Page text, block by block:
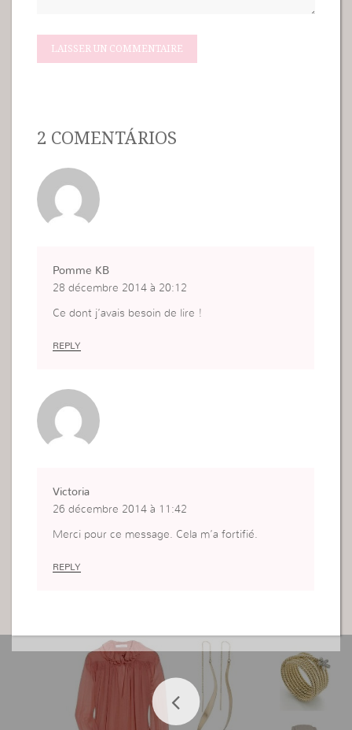
2 COMENTÁRIOS
Pomme KB
28 décembre 2014 à 20:12
Ce dont j’avais besoin de lire !
REPLY
Victoria
26 décembre 2014 à 11:42
Merci pour ce message. Cela m’a fortifié.
REPLY